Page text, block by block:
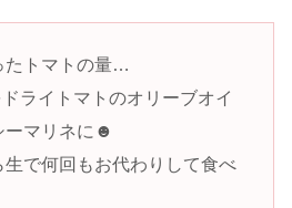
たトマトの量…
ライトマトのオリーブオイ
ーマリネに☻
で何回もお代わりして食べ